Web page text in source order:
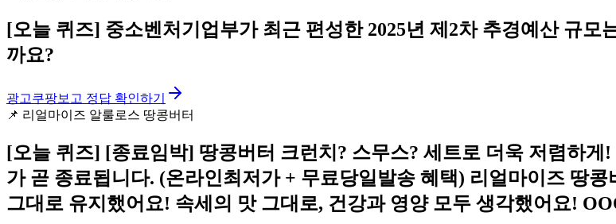
[오늘 퀴즈] 중소벤처기업부가 최근 편성한 2025년 제2차 추경예산 규모
까요?
광고쿠팡보고 정답 확인하기
📌 리얼마이즈 알룰로스 땅콩버터
[오늘 퀴즈] [종료임박] 땅콩버터 크런치? 스무스? 세트로 더욱 저렴하
가 곧 종료됩니다. (온라인최저가 + 무료당일발송 혜택) 리얼마이즈 땅
그대로 유지했어요! 속세의 맛 그대로, 건강과 영양 모두 생각했어요!